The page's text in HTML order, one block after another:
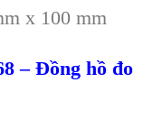
x 100 mm
– Đồng hồ đo